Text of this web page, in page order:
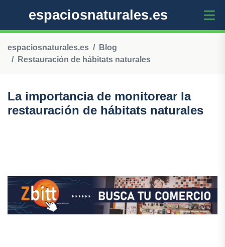
espaciosnaturales.es
espaciosnaturales.es
Blog
Restauración de hábitats naturales
La importancia de monitorear la
restauración de hábitats naturales